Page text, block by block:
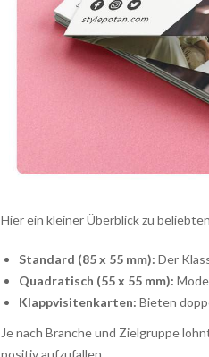
Hier ein kleiner Überblick zu
Standard (85 x 55 mm): Der
Quadratisch (55 x 55 mm):
Klappvisitenkarten: Bieten
Je nach Branche und Zielgruppe
positiv aufzufallen.